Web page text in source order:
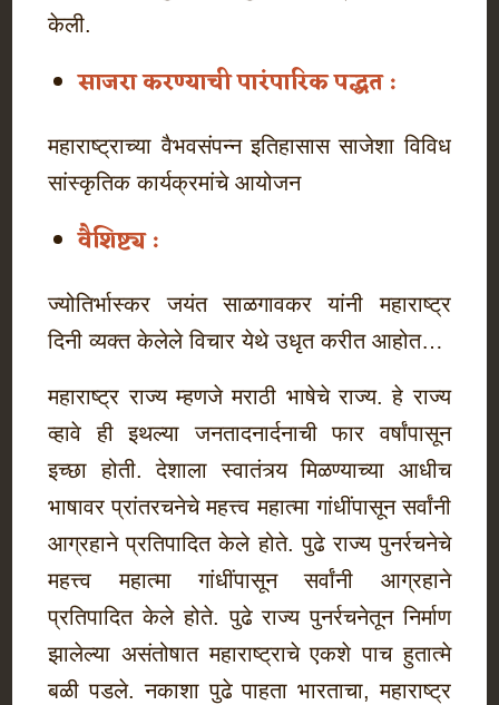
केली.
साजरा करण्याची पारंपारिक पद्धत :
महाराष्ट्राच्या वैभवसंपन्न इतिहासास साजेशा विविध
सांस्कृतिक कार्यक्रमांचे आयोजन
वैशिष्ट्य :
ज्योतिर्भास्कर जयंत साळगावकर यांनी महाराष्ट्र
दिनी व्यक्त केलेले विचार येथे उधृत करीत आहोत…
महाराष्ट्र राज्य म्हणजे मराठी भाषेचे राज्य. हे राज्य
व्हावे ही इथल्या जनतादनार्दनाची फार वर्षांपासून
इच्छा होती. देशाला स्वातंत्र्य मिळण्याच्या आधीच
भाषावर प्रांतरचनेचे महत्त्व महात्मा गांधींपासून सर्वांनी
आग्रहाने प्रतिपादित केले होते. पुढे राज्य पुनर्रचनेचे
महत्त्व महात्मा गांधींपासून सर्वांनी आग्रहाने
प्रतिपादित केले होते. पुढे राज्य पुनर्रचनेतून निर्माण
झालेल्या असंतोषात महाराष्ट्राचे एकशे पाच हुतात्मे
बळी पडले. नकाशा पुढे पाहता भारताचा, महाराष्ट्र